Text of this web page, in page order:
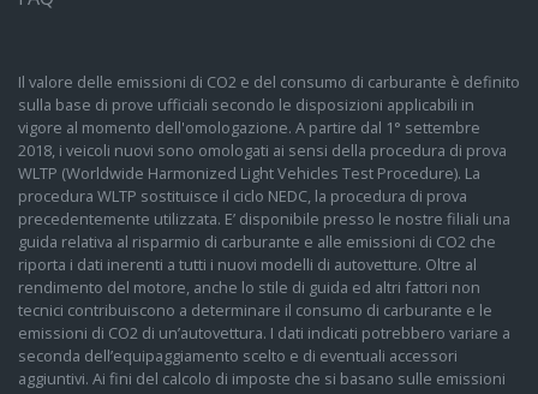
Il valore delle emissioni di CO2 e del consumo di carburante è definito
sulla base di prove ufficiali secondo le disposizioni applicabili in
vigore al momento dell'omologazione. A partire dal 1° settembre
2018, i veicoli nuovi sono omologati ai sensi della procedura di prova
WLTP (Worldwide Harmonized Light Vehicles Test Procedure). La
procedura WLTP sostituisce il ciclo NEDC, la procedura di prova
precedentemente utilizzata. E’ disponibile presso le nostre filiali una
guida relativa al risparmio di carburante e alle emissioni di CO2 che
riporta i dati inerenti a tutti i nuovi modelli di autovetture. Oltre al
rendimento del motore, anche lo stile di guida ed altri fattori non
tecnici contribuiscono a determinare il consumo di carburante e le
emissioni di CO2 di un’autovettura. I dati indicati potrebbero variare a
seconda dell’equipaggiamento scelto e di eventuali accessori
aggiuntivi. Ai fini del calcolo di imposte che si basano sulle emissioni